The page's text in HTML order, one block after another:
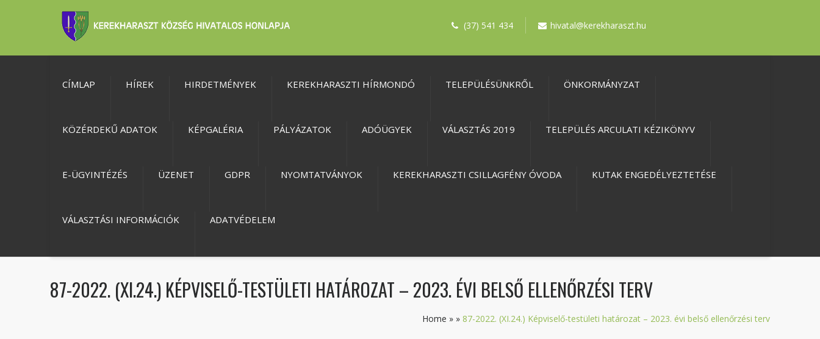
(37) 541 434 hivatal@kerekharaszt.hu
CÍMLAP HÍREK HIRDETMÉNYEK KEREKHARASZTI HÍRMONDÓ TELEPÜLÉSÜNKRŐL ÖNKORMÁNYZAT
KÖZÉRDEKŰ ADATOK KÉPGALÉRIA PÁLYÁZATOK ADÓÜGYEK VÁLASZTÁS 2019 TELEPÜLÉS ARCULATI KÉZIKÖNYV
E-ÜGYINTÉZÉS ÜZENET GDPR NYOMTATVÁNYOK KEREKHARASZTI CSILLAGFÉNY ÓVODA KUTAK ENGEDÉLYEZTETÉSE
VÁLASZTÁSI INFORMÁCIÓK ADATVÉDELEM
87-2022. (XI.24.) KÉPVISELŐ-TESTÜLETI HATÁROZAT – 2023. ÉVI BELSŐ ELLENŐRZÉSI TERV
Home » » 87-2022. (XI.24.) Képviselő-testületi határozat – 2023. évi belső ellenőrzési terv